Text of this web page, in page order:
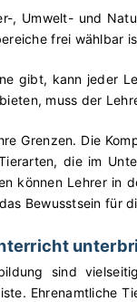
, Umwelt- und
frei wählbar
gibt, kann jeder
muss der
Grenzen. Die
die im
können Lehrer in
Bewusstsein für
sind
Ehrenamtliche